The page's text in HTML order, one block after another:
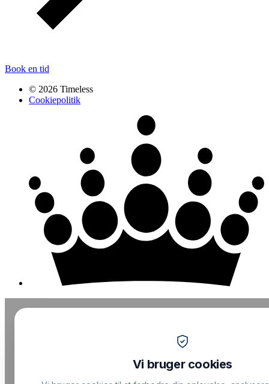
Book en tid
© 2026 Timeless
Cookiepolitik